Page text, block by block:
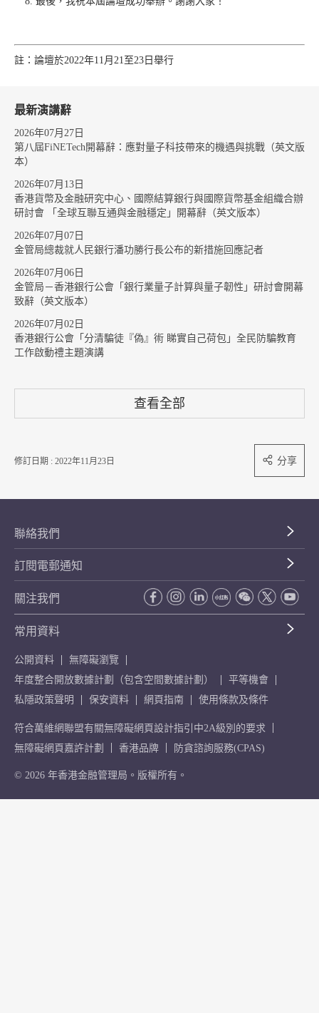
註：論壇於2022年11月21至23日舉行
最新演講辭
2026年07月27日
第八屆FiNETech開幕辭：應對量子科技帶來的機遇與挑戰（英文版
本）
2026年07月13日
香港貨幣及金融研究中心、國際結算銀行與國際貨幣基金組織合辦
研討會 「全球互聯互通與金融穩定」開幕辭（英文版本）
2026年07月07日
金管局總裁就人民銀行潘功勝行長公布的新措施回應記者
2026年07月06日
金管局－香港銀行公會「銀行業量子計算與量子韌性」研討會開幕
致辭（英文版本）
2026年07月02日
香港銀行公會「分清騙徒『偽』術 睇實自己荷包」全民防騙教育
工作啟動禮主題演講
查看全部
修訂日期 : 2022年11月23日 分享
聯絡我們
訂閱電郵通知
關注我們
常用資料
公開資料
無障礙瀏覽
年度整合開放數據計劃（包含空間數據計劃）
平等機會
私隱政策聲明
保安資料 網頁指南 使用條款及條件
符合萬維網聯盟有關無障礙網頁設計指引中2A級別的要求
無障礙網頁嘉許計劃
香港品牌 防貪諮詢服務(CPAS)
© 2026 年香港金融管理局。版權所有。